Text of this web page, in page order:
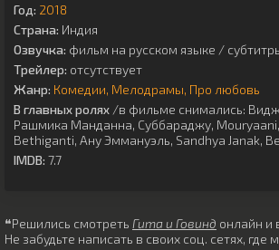
Год: 2018
Страна: Индия
Озвучка: фильм на русском языке /
Трейлер: отсутствует
Жанр: Комедии Мелодрамы Про любовь
В главных ролях /в фильме снимались:
Рашмика Манданна, Суббараджу, Mouryaani,
Bethiganti, Ану Эммануэль, Sandhya Janak,
IMDB: 7.7
❝Решились смотреть Гита и Говинд онлайн и
Не забудьте написать в своих соц. сетях,